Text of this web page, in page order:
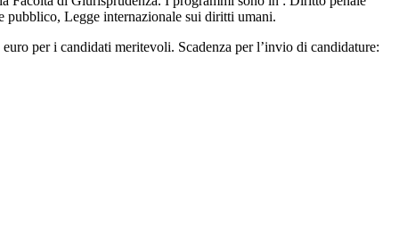
pubblico, Legge internazionale sui diritti umani.
per i candidati meritevoli. Scadenza per l’invio di candidature: